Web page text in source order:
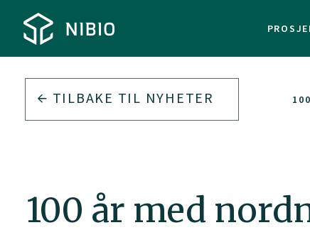
TILBAKE TIL NYHETER
100 år med